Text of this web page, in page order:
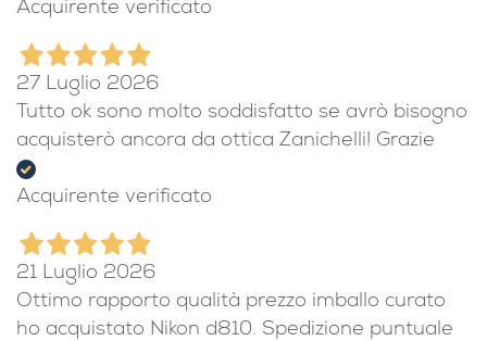
Acquirente verificato
27 Luglio 2026
Tutto ok sono molto soddisfatto se avrò bisogno
acquisterò ancora da ottica Zanichelli! Grazie
Acquirente verificato
21 Luglio 2026
Ottimo rapporto qualità prezzo imballo curato
ho acquistato Nikon d810. Spedizione puntuale